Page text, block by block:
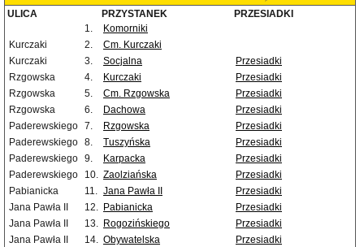
ULICA PRZYSTANEK
PRZESIADKI
1.
Komorniki
Kurczaki
2.
Cm. Kurczaki
Kurczaki
3. Socjalna
Przesiadki
Rzgowska
4. Kurczaki
Przesiadki
Rzgowska
5. Cm. Rzgowska
Przesiadki
Rzgowska
6. Dachowa
Przesiadki
Paderewskiego 7. Rzgowska
Przesiadki
Paderewskiego 8. Tuszyńska
Przesiadki
Paderewskiego 9. Karpacka
Przesiadki
Paderewskiego
10. Zaolziańska
Przesiadki
Pabianicka
11. Jana Pawła II
Przesiadki
Jana Pawła II
12. Pabianicka
Przesiadki
Jana Pawła II
13. Rogozińskiego
Przesiadki
Jana Pawła II
14. Obywatelska
Przesiadki